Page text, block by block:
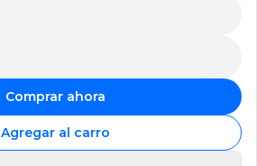
Comprar ahora
Agregar al carro